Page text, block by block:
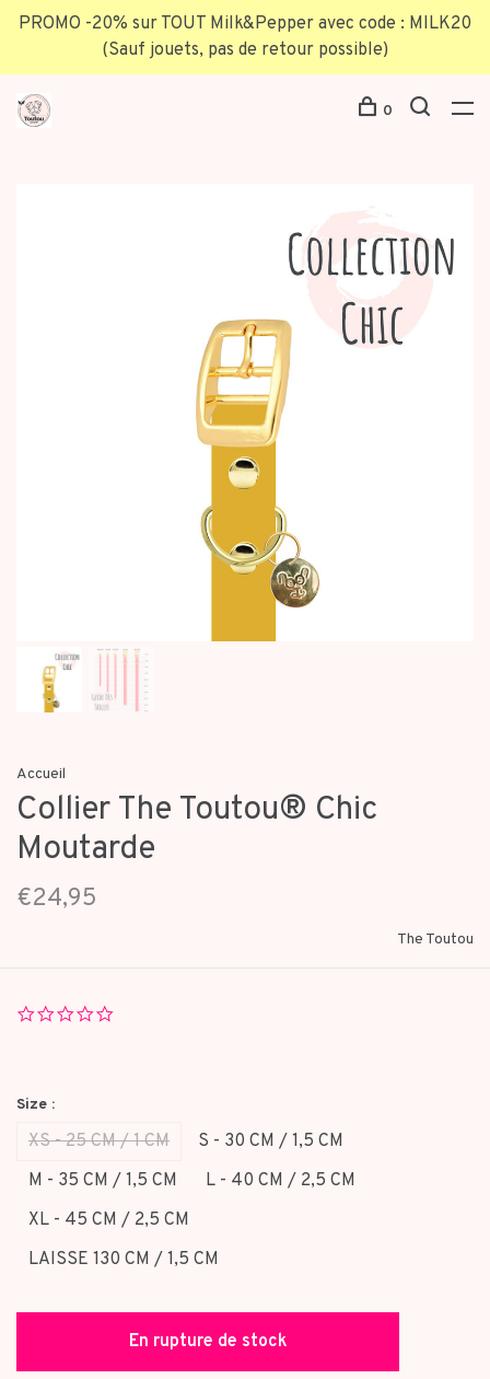
PROMO -20% sur TOUT Milk&Pepper avec code : MILK20
(Sauf jouets, pas de retour possible)
0
Accueil
Collier The Toutou® Chic
Moutarde
€24,95
The Toutou
Size :
XS - 25 CM / 1 CM
S - 30 CM / 1,5 CM
M - 35 CM / 1,5 CM
L - 40 CM / 2,5 CM
XL - 45 CM / 2,5 CM
LAISSE 130 CM / 1,5 CM
En rupture de stock